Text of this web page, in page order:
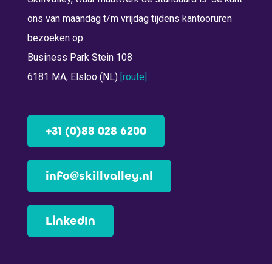
ons van maandag t/m vrijdag tijdens kantooruren
bezoeken op:
Business Park Stein 108
6181 MA, Elsloo (NL) [route]
+31 (0)88 028 6200
info@skillvalley.nl
LinkedIn